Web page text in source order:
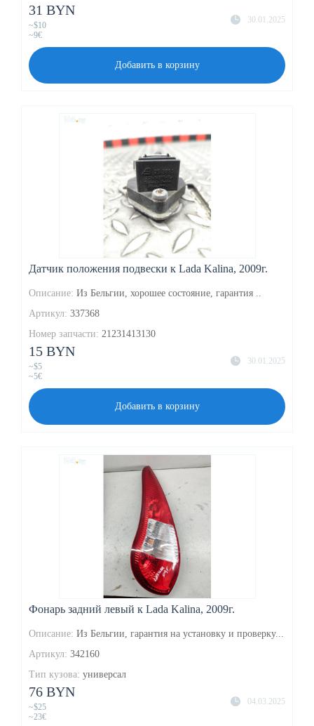
30.01.2025
31 BYN
~$10
~9€
Добавить в корзину
Датчик положения подвески к Lada Kalina, 2009г.
Описание: Из Бельгии, хорошее состояние, гарантия ..
Артикул: 337368
Номер запчасти: 21231413130
30.01.2025
15 BYN
~$5
~5€
Добавить в корзину
Фонарь задний левый к Lada Kalina, 2009г.
Описание: Из Бельгии, гарантия на установку и проверку...
Артикул: 342160
Тип кузова: универсал
04.03.2025
76 BYN
~$25
~23€